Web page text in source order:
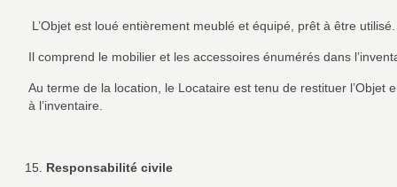
L’Objet est loué entièrement meublé et équipé, prêt à être utilisé.
Il comprend le mobilier et les accessoires énumérés dans
Au terme de la location, le Locataire est tenu de restituer l’Objet
à l’inventaire.
Responsabilité civile